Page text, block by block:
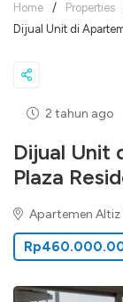
Home / Properties
Dijual Unit di
2 tahun ago
Dijual Unit
Plaza
Apartemen Altiz